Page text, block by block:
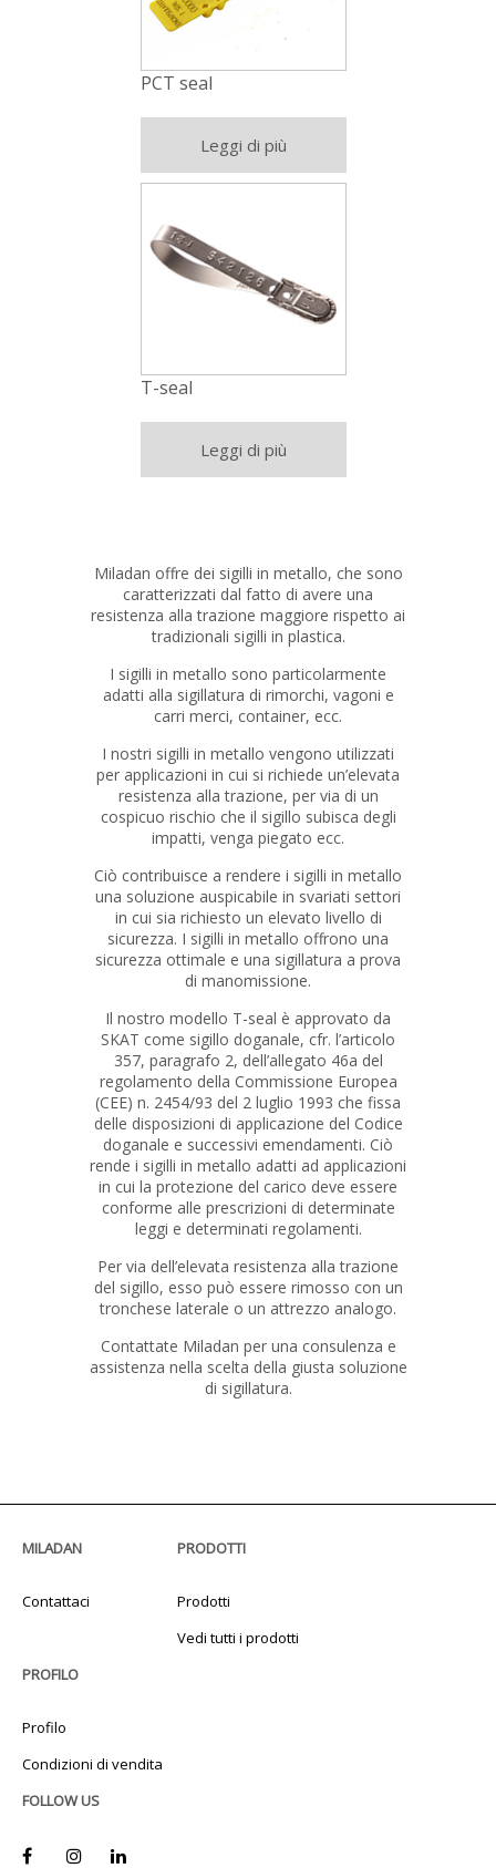
PCT seal
Leggi di più
T-seal
Leggi di più
Miladan offre dei sigilli in metallo, che sono
caratterizzati dal fatto di avere una
resistenza alla trazione maggiore rispetto ai
tradizionali sigilli in plastica.
I sigilli in metallo sono particolarmente
adatti alla sigillatura di rimorchi, vagoni e
carri merci, container, ecc.
I nostri sigilli in metallo vengono utilizzati
per applicazioni in cui si richiede un’elevata
resistenza alla trazione, per via di un
cospicuo rischio che il sigillo subisca degli
impatti, venga piegato ecc.
Ciò contribuisce a rendere i sigilli in metallo
una soluzione auspicabile in svariati settori
in cui sia richiesto un elevato livello di
sicurezza. I sigilli in metallo offrono una
sicurezza ottimale e una sigillatura a prova
di manomissione.
Il nostro modello T-seal è approvato da
SKAT come sigillo doganale, cfr. l’articolo
357, paragrafo 2, dell’allegato 46a del
regolamento della Commissione Europea
(CEE) n. 2454/93 del 2 luglio 1993 che fissa
delle disposizioni di applicazione del Codice
doganale e successivi emendamenti. Ciò
rende i sigilli in metallo adatti ad applicazioni
in cui la protezione del carico deve essere
conforme alle prescrizioni di determinate
leggi e determinati regolamenti.
Per via dell’elevata resistenza alla trazione
del sigillo, esso può essere rimosso con un
tronchese laterale o un attrezzo analogo.
Contattate Miladan per una consulenza e
assistenza nella scelta della giusta soluzione
di sigillatura.
MILADAN
Contattaci
PRODOTTI
Prodotti
Vedi tutti i prodotti
PROFILO
Profilo
Condizioni di vendita
FOLLOW US